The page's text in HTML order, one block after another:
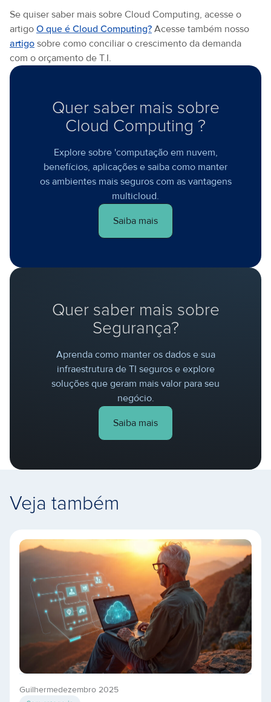
Se quiser saber mais sobre Cloud Computing, acesse o
artigo O que é Cloud Computing? Acesse também nosso
artigo sobre como conciliar o crescimento da demanda
com o orçamento de T.I.
Quer saber mais sobre
Cloud Computing ?
Explore sobre 'computação em nuvem,
benefícios, aplicações e saiba como manter
os ambientes mais seguros com as vantagens
multicloud.
Saiba mais
Quer saber mais sobre
Segurança?
Aprenda como manter os dados e sua
infraestrutura de TI seguros e explore
soluções que geram mais valor para seu
negócio.
Saiba mais
Veja também
Guilhermedezembro 2025